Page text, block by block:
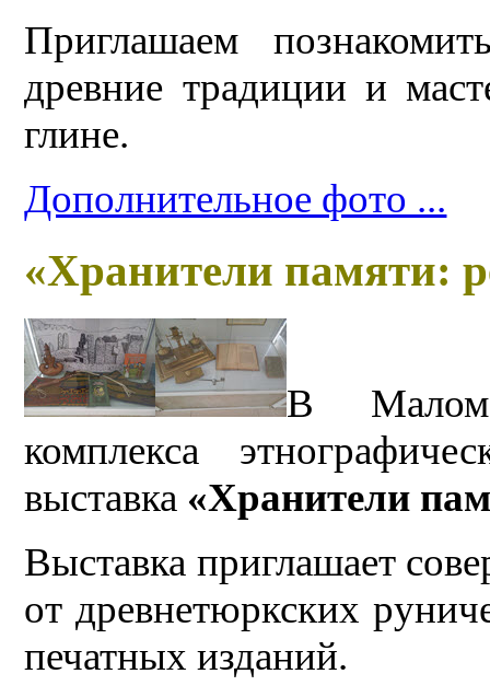
Приглашаем
древние традиции и
глине.
Дополнительное фото ...
«Хранители памяти:
В Малом
комплекса
выставка «Хранители
Выставка приглашает
от древнетюркских
печатных изданий.